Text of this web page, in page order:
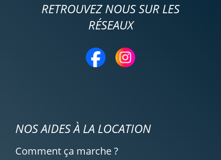
RETROUVEZ NOUS SUR LES
RÉSEAUX
NOS AIDES À LA LOCATION
Comment ça marche ?